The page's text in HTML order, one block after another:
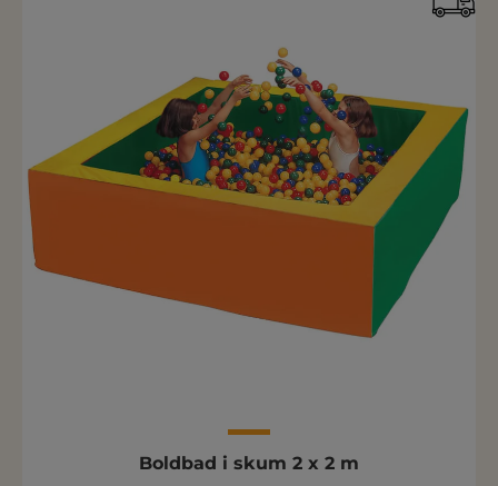
Boldbad i skum 2 x 2 m